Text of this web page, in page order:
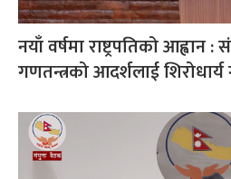
नयाँ वर्षमा राष्ट्रपतिको आह्वान
गणतन्त्रको आदर्शलाई शिरोधार्य